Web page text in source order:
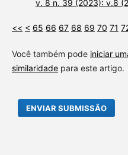
v. 8 n. 39 (2023): v.8
<< < 65 66 67 68 69 70 71
Você também pode iniciar
similaridadepara este artigo.
ENVIAR SUBMISSÃO